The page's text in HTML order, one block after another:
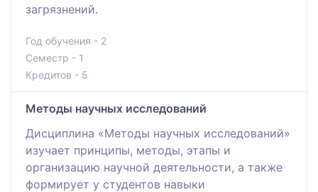
загрязнений.
Год обучения - 2
Семестр - 1
Кредитов - 5
Методы научных исследований
Дисциплина «Методы научных исследований»
изучает принципы, методы, этапы и
организацию научной деятельности, а также
формирует у студентов навыки